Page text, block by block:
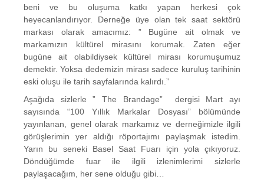
beni ve bu oluşuma katkı yapan herkesi çok
heyecanlandırıyor. Derneğe üye olan tek saat sektörü
markası olarak amacımız: ” Bugüne ait olmak ve
markamızın kültürel mirasını korumak. Zaten eğer
bugüne ait olabildiysek kültürel mirası korumuşumuz
demektir. Yoksa dedemizin mirası sadece kuruluş tarihinin
eski oluşu ile tarih sayfalarında kalırdı.”
Aşağıda sizlerle ” The Brandage” dergisi Mart ayı
sayısında “100 Yıllık Markalar Dosyası” bölümünde
yayınlanan, genel olarak markamız ve derneğimizle ilgili
görüşlerimin yer aldığı röportajımı paylaşmak istedim.
Yarın bu seneki Basel Saat Fuarı için yola çıkıyoruz.
Döndüğümde fuar ile ilgili izlenimlerimi sizlerle
paylaşacağım, her sene olduğu gibi…